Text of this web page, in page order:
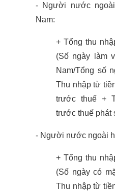
- Người nước
Nam:
+ Tổng thu
(Số ngày làm
Nam/Tổng số
Thu nhập từ
trước thuế +
trước thuế phát
- Người nước ngoài
+ Tổng thu
(Số ngày có
Thu nhập từ